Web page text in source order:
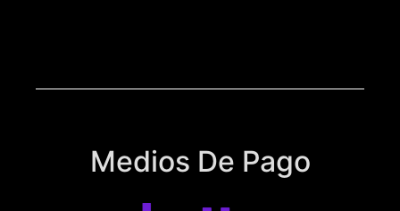
Medios De Pago